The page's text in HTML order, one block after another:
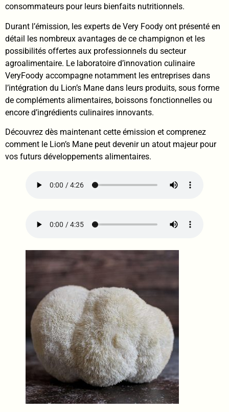
consommateurs pour leurs bienfaits nutritionnels.
Durant l’émission, les experts de Very Foody ont présenté en
détail les nombreux avantages de ce champignon et les
possibilités offertes aux professionnels du secteur
agroalimentaire. Le laboratoire d’innovation culinaire
VeryFoody accompagne notamment les entreprises dans
l’intégration du Lion’s Mane dans leurs produits, sous forme
de compléments alimentaires, boissons fonctionnelles ou
encore d’ingrédients culinaires innovants.
Découvrez dès maintenant cette émission et comprenez
comment le Lion’s Mane peut devenir un atout majeur pour
vos futurs développements alimentaires.